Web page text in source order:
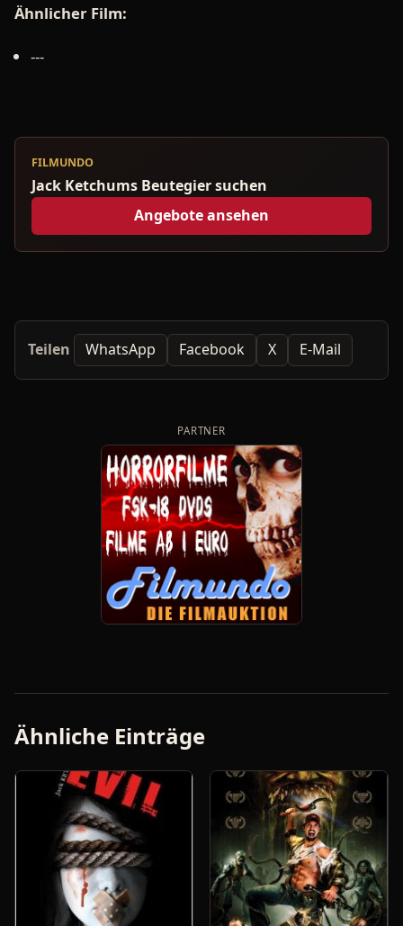
Ähnlicher Film:
---
FILMUNDO
Jack Ketchums Beutegier suchen
Angebote ansehen
Teilen WhatsApp Facebook X E-Mail
PARTNER
Ähnliche Einträge